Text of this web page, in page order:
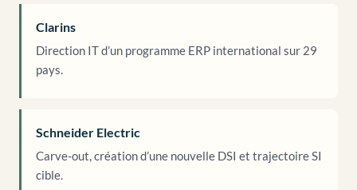
Clarins
Direction IT d’un programme ERP international sur 29
pays.
Schneider Electric
Carve-out, création d’une nouvelle DSI et trajectoire SI
cible.